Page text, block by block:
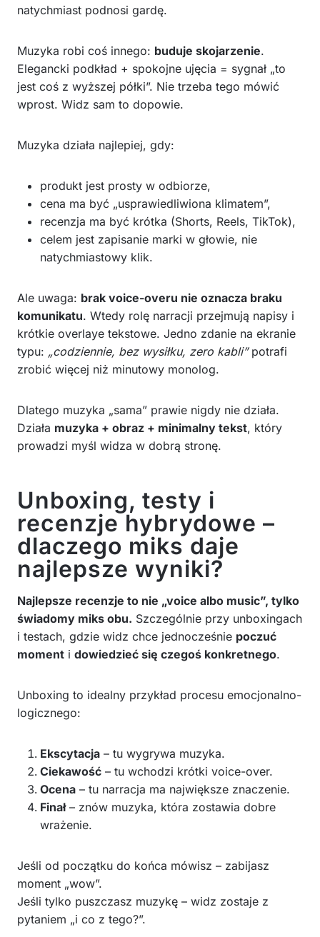
natychmiast podnosi gardę.
Muzyka robi coś innego: buduje skojarzenie.
Elegancki podkład + spokojne ujęcia = sygnał „to
jest coś z wyższej półki”. Nie trzeba tego mówić
wprost. Widz sam to dopowie.
Muzyka działa najlepiej, gdy:
produkt jest prosty w odbiorze,
cena ma być „usprawiedliwiona klimatem”,
recenzja ma być krótka (Shorts, Reels, TikTok),
celem jest zapisanie marki w głowie, nie
natychmiastowy klik.
Ale uwaga: brak voice-overu nie oznacza braku
komunikatu. Wtedy rolę narracji przejmują napisy i
krótkie overlaye tekstowe. Jedno zdanie na ekranie
typu: „codziennie, bez wysiłku, zero kabli”potrafi
zrobić więcej niż minutowy monolog.
Dlatego muzyka „sama” prawie nigdy nie działa.
Działa muzyka + obraz + minimalny tekst, który
prowadzi myśl widza w dobrą stronę.
Unboxing, testy i
recenzje hybrydowe –
dlaczego miks daje
najlepsze wyniki?
Najlepsze recenzje to nie „voice albo music”, tylko
świadomy miks obu. Szczególnie przy unboxingach
i testach, gdzie widz chce jednocześnie poczuć
moment i dowiedzieć się czegoś konkretnego.
Unboxing to idealny przykład procesu emocjonalno-
logicznego:
Ekscytacja – tu wygrywa muzyka.
Ciekawość – tu wchodzi krótki voice-over.
Ocena – tu narracja ma największe znaczenie.
Finał– znów muzyka, która zostawia dobre
wrażenie.
Jeśli od początku do końca mówisz – zabijasz
moment „wow”.
Jeśli tylko puszczasz muzykę – widz zostaje z
pytaniem „i co z tego?”.